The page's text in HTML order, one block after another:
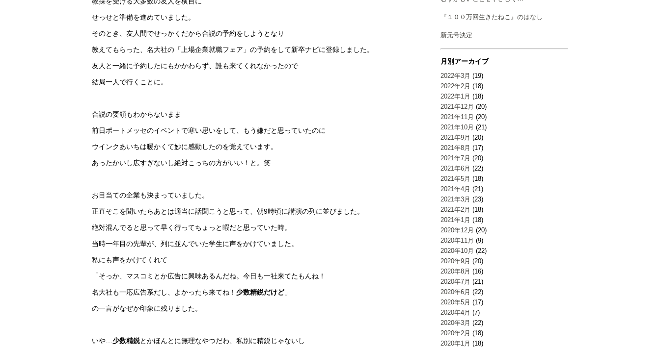
『１００万回生きたねこ』のはなし
新元号決定
月別アーカイブ
2022年3月 (19)
2022年2月 (18)
2022年1月 (18)
2021年12月 (20)
2021年11月 (20)
2021年10月 (21)
2021年9月 (20)
2021年8月 (17)
2021年7月 (20)
2021年6月 (22)
2021年5月 (18)
2021年4月 (21)
2021年3月 (23)
2021年2月 (18)
2021年1月 (18)
2020年12月 (20)
2020年11月 (9)
2020年10月 (22)
2020年9月 (20)
2020年8月 (16)
2020年7月 (21)
2020年6月 (22)
2020年5月 (17)
2020年4月 (7)
2020年3月 (22)
2020年2月 (18)
2020年1月 (18)
せっせと準備を進めていました。
そのとき、友人間でせっかくだから合説の予約をしようとなり
教えてもらった、名大社の「上場企業就職フェア」の予約をして新卒ナビに登録しました。
友人と一緒に予約したにもかかわらず、誰も来てくれなかったので
結局一人で行くことに。
合説の要領もわからないまま
前日ポートメッセのイベントで寒い思いをして、もう嫌だと思っていたのに
ウインクあいちは暖かくて妙に感動したのを覚えています。
あったかいし広すぎないし絶対こっちの方がいい！と。笑
お目当ての企業も決まっていました。
正直そこを聞いたらあとは適当に話聞こうと思って、朝9時頃に講演の列に並びました。
絶対混んでると思って早く行ってちょっと暇だと思っていた時。
当時一年目の先輩が、列に並んでいた学生に声をかけていました。
私にも声をかけてくれて
「そっか、マスコミとか広告に興味あるんだね。今日も一社来てたもんね！
名大社も一応広告系だし、よかったら来てね！ 少数精鋭だけど」
の一言がなぜか印象に残りました。
いや… 少数精鋭とかほんとに無理なやつだわ、私別に精鋭じゃないし